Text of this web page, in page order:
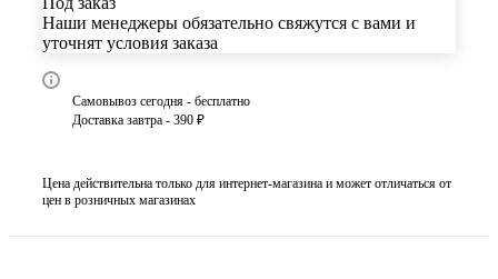
Наши менеджеры обязательно свяжутся с вами и
уточнят условия заказа
Самовывоз сегодня - бесплатно
Доставка завтра - 390 ₽
Цена действительна только для интернет-магазина и может отличаться от
цен в розничных магазинах